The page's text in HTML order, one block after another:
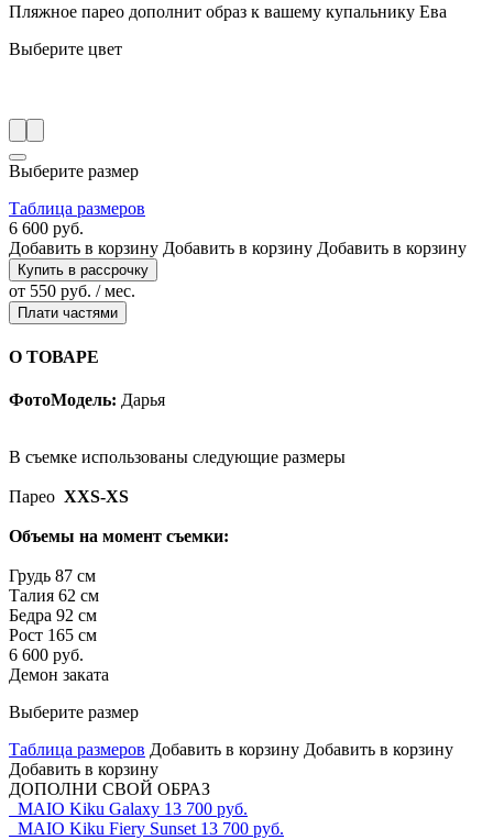
Пляжное парео дополнит образ к вашему купальнику Ева
Выберите цвет
Выберите размер
Таблица размеров
6 600 руб.
Добавить в корзину Добавить в корзину Добавить в корзину
Купить в рассрочку
от 550 руб. / мес.
Плати частями
О ТОВАРЕ
ФотоМодель: Дарья
В съемке использованы следующие размеры
Парео XXS-XS
Объемы на момент съемки:
Грудь 87 см
Талия 62 см
Бедра 92 см
Рост 165 см
6 600 руб.
Демон заката
Выберите размер
Таблица размеров Добавить в корзину Добавить в корзину
Добавить в корзину
ДОПОЛНИ СВОЙ ОБРАЗ
MAIO Kiku Galaxy 13 700 руб.
MAIO Kiku Fiery Sunset 13 700 руб.